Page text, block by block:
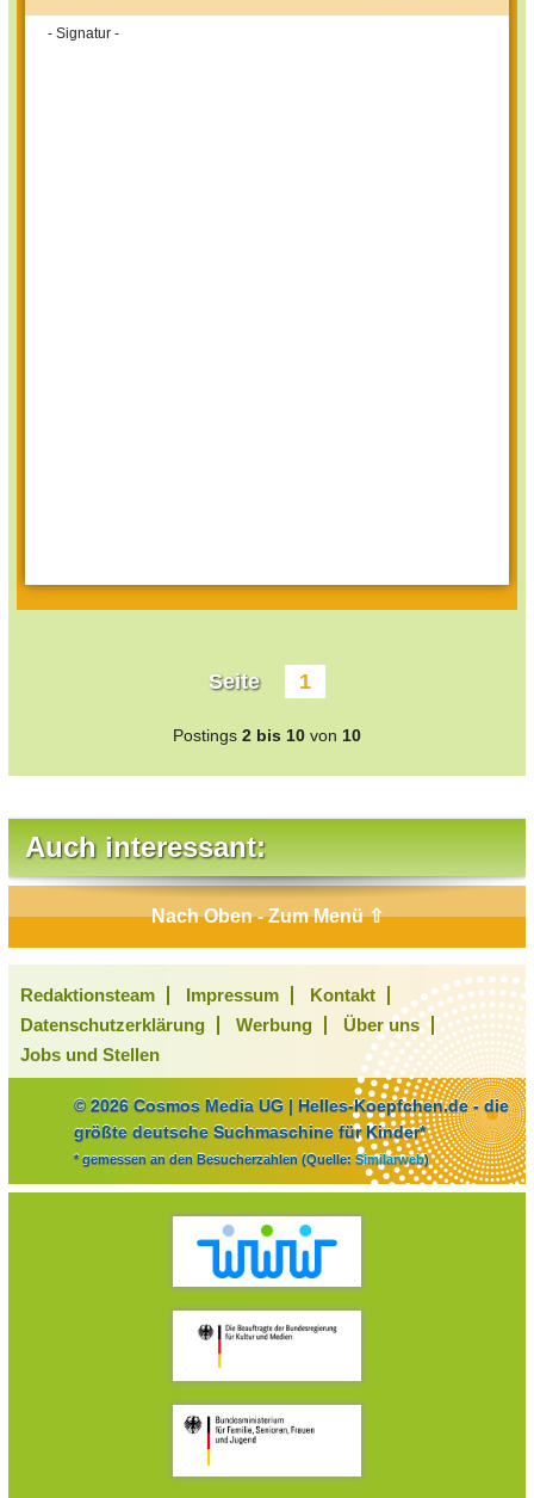
- Signatur -
Seite 1
Postings 2 bis 10 von 10
Auch interessant:
Nach Oben - Zum Menü ⇧
Redaktionsteam Impressum
Kontakt
Datenschutzerklärung
Werbung
Über uns
Jobs und Stellen
© 2026 Cosmos Media UG | Helles-Koepfchen.de - die
größte deutsche Suchmaschine für Kinder*
* gemessen an den Besucherzahlen (Quelle: Similarweb)